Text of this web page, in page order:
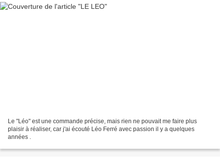
Le "Léo" est une commande précise, mais rien ne pouvait me faire plus
plaisir à réaliser, car j'ai écouté Léo Ferré avec passion il y a quelques
années .